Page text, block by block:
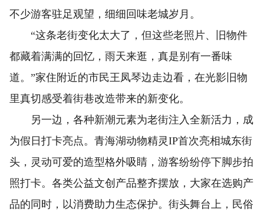
不少游客驻足观望，细细回味老城岁月。
“这条老街变化太大了，但这些老照片、旧物件
都藏着满满的回忆，雨天来逛，真是别有一番味
道。”家住附近的市民王凤琴边走边看，在光影旧物
里真切感受着街巷改造带来的新变化。
另一边，各种新潮元素为老街注入全新活力，成
为假日打卡亮点。青海湖动物精灵IP首次亮相城东街
头，灵动可爱的造型格外吸睛，游客纷纷停下脚步拍
照打卡。各类公益文创产品整齐摆放，大家在选购产
品的同时，以消费助力生态保护。街头舞台上，民俗